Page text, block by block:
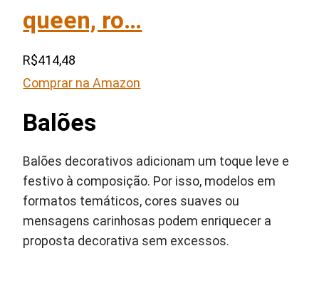
queen, ro…
R$414,48
Comprar na Amazon
Balões
Balões decorativos adicionam um toque leve e
festivo à composição. Por isso, modelos em
formatos temáticos, cores suaves ou
mensagens carinhosas podem enriquecer a
proposta decorativa sem excessos.